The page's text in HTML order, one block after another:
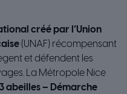
créé par l’Union
(UNAF) récompensant
et défendent les
La Métropole Nice
abeilles – Démarche